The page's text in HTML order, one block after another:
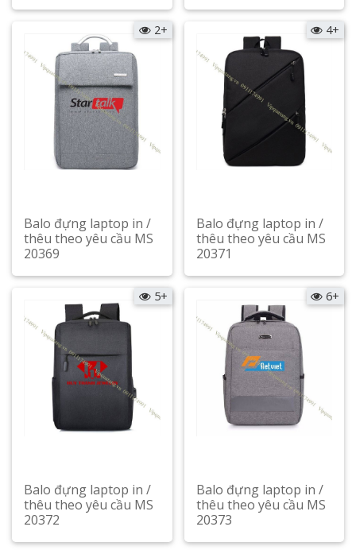
Xem chi tiết
Xem chi tiết
2+
Balo đựng laptop in /
thêu theo yêu cầu MS
20369
Xem chi tiết
4+
Balo đựng laptop in /
thêu theo yêu cầu MS
20371
Xem chi tiết
5+
Balo đựng laptop in /
thêu theo yêu cầu MS
20372
Xem chi tiết
6+
Balo đựng laptop in /
thêu theo yêu cầu MS
20373
Xem chi tiết